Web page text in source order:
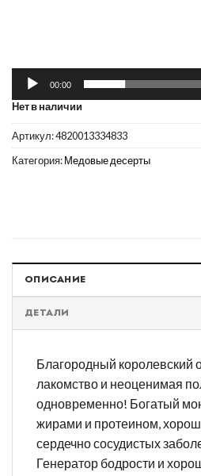
00:00
Нет в наличии
Артикул:4820013334833
Категория:Медовые десерты
ОПИСАНИЕ
ДЕТАЛИ
Благородный королевский
лакомство и неоценимая
одновременно! Богатый
жирами и протеином,
сердечно сосудистых
Генератор бодрости и